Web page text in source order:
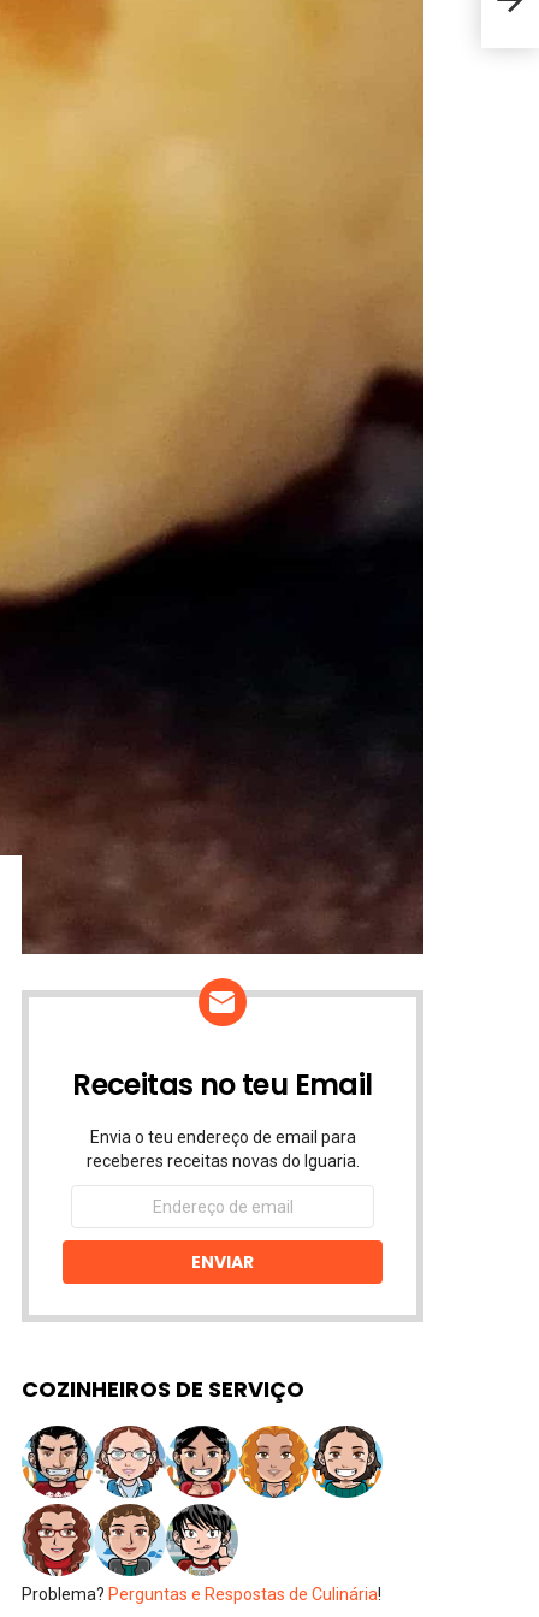
Receitas no teu Email
Envia o teu endereço de email para
receberes receitas novas do Iguaria.
Endereço
email
ENVIAR
COZINHEIROS DE SERVIÇO
Problema? Perguntas e Respostas de Culinária!